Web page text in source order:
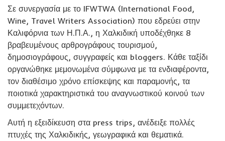
Σε συνεργασία με το IFWTWA (International Food,
Wine, Travel Writers Association) που εδρεύει στην
Καλιφόρνια των Η.Π.Α., η Χαλκιδική υποδέχθηκε 8
βραβευμένους αρθρογράφους τουρισμού,
δημοσιογράφους, συγγραφείς και bloggers. Κάθε ταξίδι
οργανώθηκε μεμονωμένα σύμφωνα με τα ενδιαφέροντα,
τον διαθέσιμο χρόνο επίσκεψης και παραμονής, τα
ποιοτικά χαρακτηριστικά του αναγνωστικού κοινού των
συμμετεχόντων.
Αυτή η εξειδίκευση στα press trips, ανέδειξε πολλές
πτυχές της Χαλκιδικής, γεωγραφικά και θεματικά.